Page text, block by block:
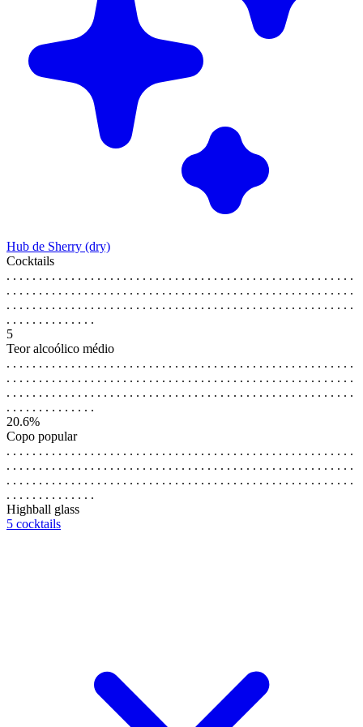
Hub de Sherry (dry)
Cocktails
. . . . . . . . . . . . . . . . . . . . . . . . . . . . . . . . . . . . . . . . . . . . . . . . . . . . . .
. . . . . . . . . . . . . . . . . . . . . . . . . . . . . . . . . . . . . . . . . . . . . . . . . . . . . .
. . . . . . . . . . . . . . . . . . . . . . . . . . . . . . . . . . . . . . . . . . . . . . . . . . . . . .
. . . . . . . . . . . . . .
5
Teor alcoólico médio
. . . . . . . . . . . . . . . . . . . . . . . . . . . . . . . . . . . . . . . . . . . . . . . . . . . . . .
. . . . . . . . . . . . . . . . . . . . . . . . . . . . . . . . . . . . . . . . . . . . . . . . . . . . . .
. . . . . . . . . . . . . . . . . . . . . . . . . . . . . . . . . . . . . . . . . . . . . . . . . . . . . .
. . . . . . . . . . . . . .
20.6%
Copo popular
. . . . . . . . . . . . . . . . . . . . . . . . . . . . . . . . . . . . . . . . . . . . . . . . . . . . . .
. . . . . . . . . . . . . . . . . . . . . . . . . . . . . . . . . . . . . . . . . . . . . . . . . . . . . .
. . . . . . . . . . . . . . . . . . . . . . . . . . . . . . . . . . . . . . . . . . . . . . . . . . . . . .
. . . . . . . . . . . . . .
Highball glass
5 cocktails